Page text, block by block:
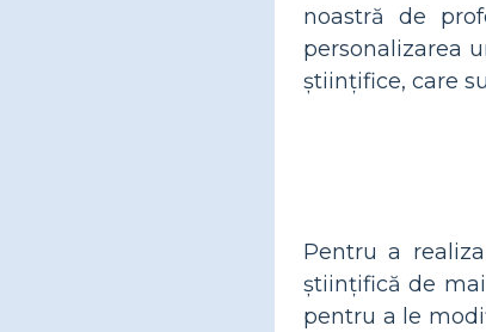
noastră de
personalizarea
științifice, care
Pentru a
științifică de
pentru a le